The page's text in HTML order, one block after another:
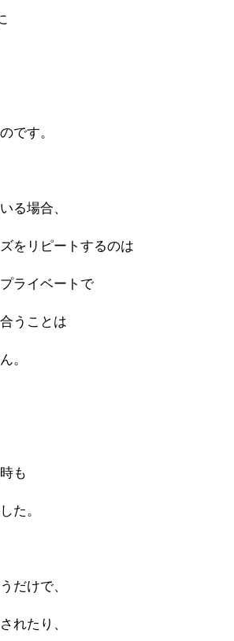
です。
る場合、
をリピートするのは
ライベートで
うことは
。
も
た。
だけで、
れたり、